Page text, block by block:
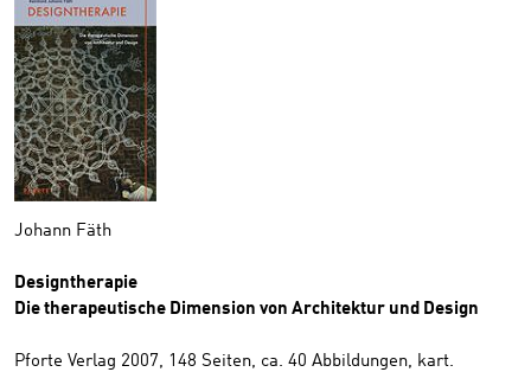
Johann Fäth
Designtherapie
Die therapeutische Dimension von Architektur und Design
Pforte Verlag 2007, 148 Seiten, ca. 40 Abbildungen, kart.